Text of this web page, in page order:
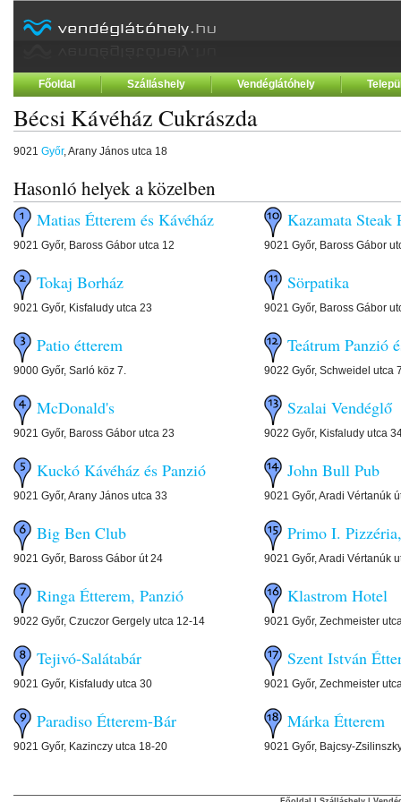
Főoldal Szálláshely Vendéglátóhely
Bécsi Kávéház Cukrászda
9021 Győr, Arany János utca 18
Hasonló helyek a közelben
Matias Étterem és Kávéház
9021 Győr, Baross Gábor utca 12
Tokaj Borház
9021 Győr, Kisfaludy utca 23
Patio étterem
9000 Győr, Sarló köz 7.
McDonald's
9021 Győr, Baross Gábor utca 23
Kuckó Kávéház és Panzió
9021 Győr, Arany János utca 33
Big Ben Club
9021 Győr, Baross Gábor út 24
Ringa Étterem, Panzió
9022 Győr, Czuczor Gergely utca 12-14
Tejivó-Salátabár
9021 Győr, Kisfaludy utca 30
Paradiso Étterem-Bár
9021 Győr, Kazinczy utca 18-20
Kazamata
9021 Győr, Baross Gábor
Sörpatika
9021 Győr, Baross Gábor
Teátrum Panzió
9022 Győr, Schweidel utca
Szalai
9022 Győr, Kisfaludy utca
John Bull Pub
9021 Győr, Aradi Vértanúk
Primo I.
9021 Győr, Aradi Vértanúk
Klastrom
9021 Győr, Zechmeister
Szent István
9021 Győr, Zechmeister
Márka Étterem
9021 Győr, Bajcsy-